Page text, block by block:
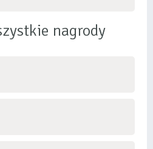
nagrody